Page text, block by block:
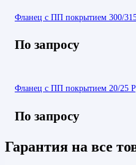
Фланец с ПП покрытием 300/
По запросу
Фланец с ПП покрытием 20/25
По запросу
Гарантия на все